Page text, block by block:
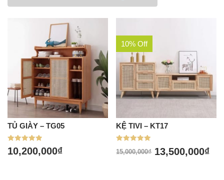
TỦ GIÀY – TG05
Được xếp
hạng
10,200,000₫
10% Off
KỆ TIVI – KT17
Được xếp
hạng
15,000,000₫ 13,500,000₫